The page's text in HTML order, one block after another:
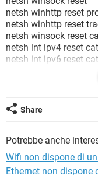
HARDWARE
TIKTOK
HARDWARE
netsh winhttp reset
netsh winhttp reset
netsh winsock reset
netsh int ipv4 reset
netsh int ipv6 reset
ma non ho risolto,
Configurazione:
Share
Potrebbe anche
Wifi non dispone di
Ethernet non